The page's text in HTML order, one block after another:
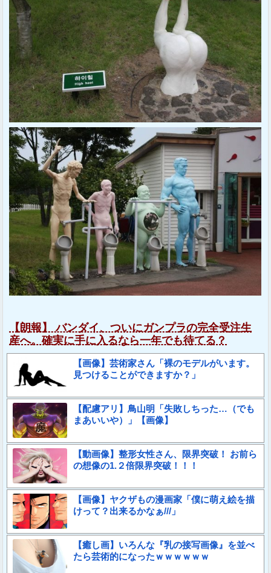
【朗報】 バンダイ、ついにガンプラの完全受注生
産へ。確実に手に入るなら一年でも待てる？
【画像】芸術家さん「裸のモデルがいます。
見つけることができますか？」
【配慮アリ】鳥山明「失敗しちった…（でも
まあいいや）」【画像】
【動画像】整形女性さん、限界突破！ お前ら
の想像の1.２倍限界突破！！！
【画像】ヤクザもの漫画家「僕に萌え絵を描
けって？出来るかなぁ///」
【癒し画】いろんな『乳の接写画像』を並べ
たら芸術的になったｗｗｗｗｗｗ